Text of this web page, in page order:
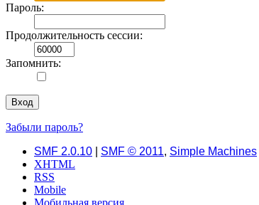
Пароль:
Продолжительность сессии:
Запомнить:
Забыли пароль?
SMF 2.0.10
SMF © 2011, Simple Machines
XHTML
RSS
Mobile
Мобильная версия